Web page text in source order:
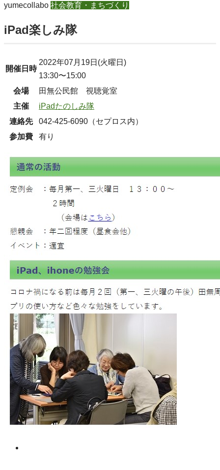
yumecollabo 社会教育・まちづくり
iPad楽しみ隊
開催日時
2022年07月19日(火曜日)
13:30〜15:00
会場
田無公民館 視聴覚室
主催
iPadたのしみ隊
連絡先
042-425-6090（セプロス内）
参加費
有り